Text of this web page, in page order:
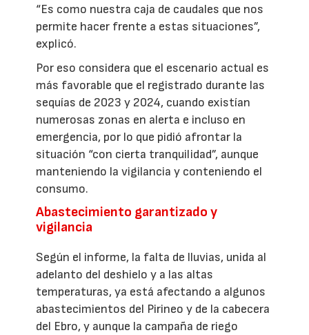
“Es como nuestra caja de caudales que nos
permite hacer frente a estas situaciones”,
explicó.
Por eso considera que el escenario actual es
más favorable que el registrado durante las
sequías de 2023 y 2024, cuando existían
numerosas zonas en alerta e incluso en
emergencia, por lo que pidió afrontar la
situación “con cierta tranquilidad”, aunque
manteniendo la vigilancia y conteniendo el
consumo.
Abastecimiento garantizado y
vigilancia
Según el informe, la falta de lluvias, unida al
adelanto del deshielo y a las altas
temperaturas, ya está afectando a algunos
abastecimientos del Pirineo y de la cabecera
del Ebro, y aunque la campaña de riego